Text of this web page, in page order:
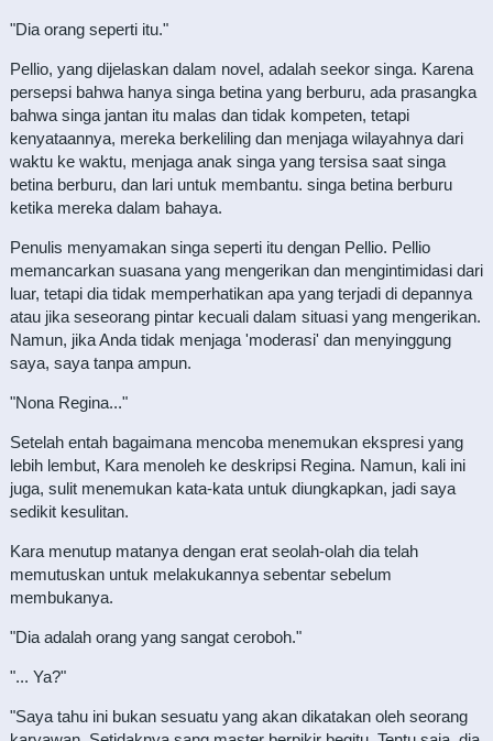
"Dia orang seperti itu."
Pellio, yang dijelaskan dalam novel, adalah seekor singa. Karena
persepsi bahwa hanya singa betina yang berburu, ada prasangka
bahwa singa jantan itu malas dan tidak kompeten, tetapi
kenyataannya, mereka berkeliling dan menjaga wilayahnya dari
waktu ke waktu, menjaga anak singa yang tersisa saat singa
betina berburu, dan lari untuk membantu. singa betina berburu
ketika mereka dalam bahaya.
Penulis menyamakan singa seperti itu dengan Pellio. Pellio
memancarkan suasana yang mengerikan dan mengintimidasi dari
luar, tetapi dia tidak memperhatikan apa yang terjadi di depannya
atau jika seseorang pintar kecuali dalam situasi yang mengerikan.
Namun, jika Anda tidak menjaga 'moderasi' dan menyinggung
saya, saya tanpa ampun.
"Nona Regina..."
Setelah entah bagaimana mencoba menemukan ekspresi yang
lebih lembut, Kara menoleh ke deskripsi Regina. Namun, kali ini
juga, sulit menemukan kata-kata untuk diungkapkan, jadi saya
sedikit kesulitan.
Kara menutup matanya dengan erat seolah-olah dia telah
memutuskan untuk melakukannya sebentar sebelum
membukanya.
"Dia adalah orang yang sangat ceroboh."
"... Ya?"
"Saya tahu ini bukan sesuatu yang akan dikatakan oleh seorang